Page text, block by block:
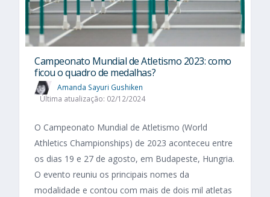
Campeonato Mundial de Atletismo 2023: como
ficou o quadro de medalhas?
Amanda Sayuri Gushiken
Última atualização: 02/12/2024
O Campeonato Mundial de Atletismo (World
Athletics Championships) de 2023 aconteceu entre
os dias 19 e 27 de agosto, em Budapeste, Hungria.
O evento reuniu os principais nomes da
modalidade e contou com mais de dois mil atletas